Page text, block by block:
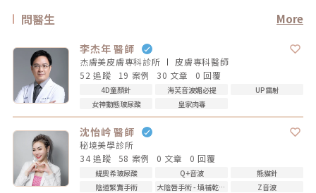
問醫生 More
李杰年 醫師
杰膚美皮膚專科診所 皮膚專科醫師
52 追蹤
19 案例 30 文章 0 回覆
4D童顏針 海芙音波媚必提
UP雷射
女神動態玻尿酸
皇家肉毒
沈怡岒 醫師
秘境美學診所
34 追蹤
58 案例 0 文章 0 回覆
緹奧希玻尿酸 Q+音波
熊貓針
陰道緊實手術
大陰唇手術 - 填補乾扁皺摺 Z音波